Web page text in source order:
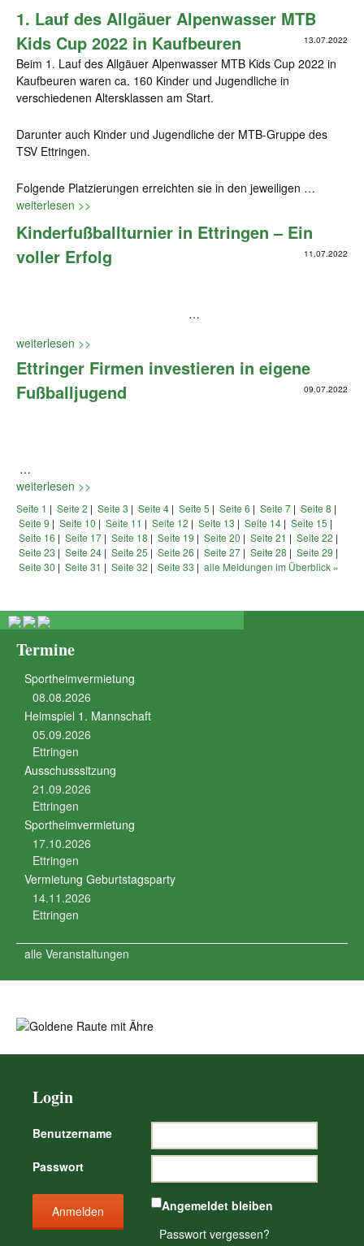
1. Lauf des Allgäuer Alpenwasser MTB
Kids Cup 2022 in Kaufbeuren
13.07.2022
Beim 1. Lauf des Allgäuer Alpenwasser MTB Kids Cup 2022 in
Kaufbeuren waren ca. 160 Kinder und Jugendliche in
verschiedenen Altersklassen am Start.
Darunter auch Kinder und Jugendliche der MTB-Gruppe des
TSV Ettringen.
Folgende Platzierungen erreichten sie in den jeweiligen …
weiterlesen >>
Kinderfußballturnier in Ettringen – Ein
voller Erfolg
11.07.2022
…
weiterlesen >>
Ettringer Firmen investieren in eigene
Fußballjugend
09.07.2022
…
weiterlesen >>
Seite 1 | Seite 2 | Seite 3 | Seite 4 | Seite 5 | Seite 6 | Seite 7 | Seite 8 |
Seite 9 | Seite 10 | Seite 11 | Seite 12 | Seite 13 | Seite 14 | Seite 15 |
Seite 16 | Seite 17 | Seite 18 | Seite 19 | Seite 20 | Seite 21 | Seite 22 |
Seite 23 | Seite 24 | Seite 25 | Seite 26 | Seite 27 | Seite 28 | Seite 29 |
Seite 30 | Seite 31 | Seite 32 | Seite 33 | alle Meldungen im Überblick »
Termine
Sportheimvermietung
08.08.2026
Heimspiel 1. Mannschaft
05.09.2026
Ettringen
Ausschusssitzung
21.09.2026
Ettringen
Sportheimvermietung
17.10.2026
Ettringen
Vermietung Geburtstagsparty
14.11.2026
Ettringen
alle Veranstaltungen
Login
Benutzername
Passwort
Angemeldet bleiben
Passwort vergessen?